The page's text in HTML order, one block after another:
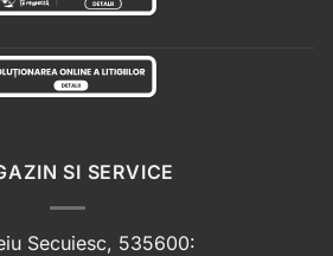
SI SERVICE
Secuiesc, 535600: